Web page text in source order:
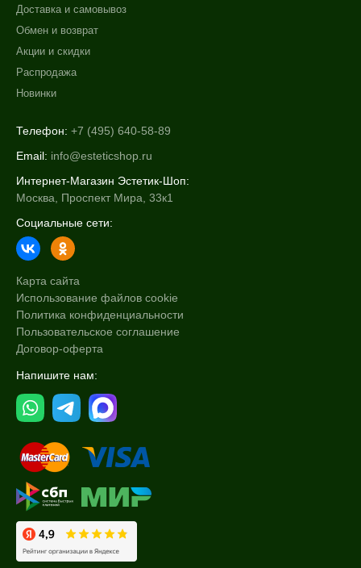
Доставка и самовывоз
Обмен и возврат
Акции и скидки
Распродажа
Новинки
Телефон: +7 (495) 640-58-89
Email: info@esteticshop.ru
Интернет-Магазин Эстетик-Шоп:
Москва, Проспект Мира, 33к1
Социальные сети:
Карта сайта
Использование файлов cookie
Политика конфиденциальности
Пользовательское соглашение
Договор-оферта
Напишите нам: